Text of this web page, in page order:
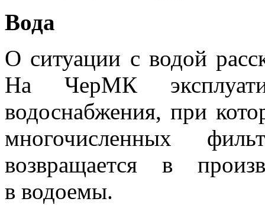
Вода
О ситуации с водой
На ЧерМК
водоснабжения, при
многочисленных
возвращается в
в водоемы.